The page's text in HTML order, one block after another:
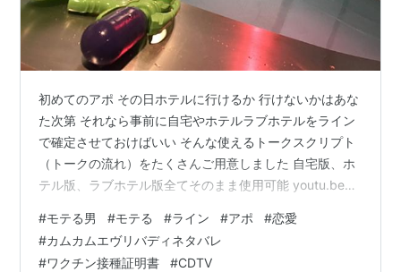
初めてのアポ その日ホテルに行けるか 行けないかはあな
た次第 それなら事前に自宅やホテルラブホテルをライン
で確定させておけばいい そんな使えるトークスクリプト
（トークの流れ）をたくさんご用意しました 自宅版、ホ
テル版、ラブホテル版全てそのまま使用可能 youtu.be
#モテる男 #モテる #ライン #アポ #恋愛
#カムカムエヴリバディネタバレ
#ワクチン接種証明書 #CDTV